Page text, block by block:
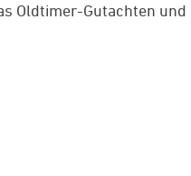
Oldtimer-Gutachten